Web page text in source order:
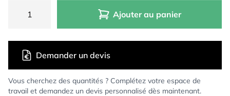
Ajouter au panier
Vous cherchez des quantités ? Complétez votre espace de
travail et demandez un devis personnalisé dès maintenant.
Demander un devis